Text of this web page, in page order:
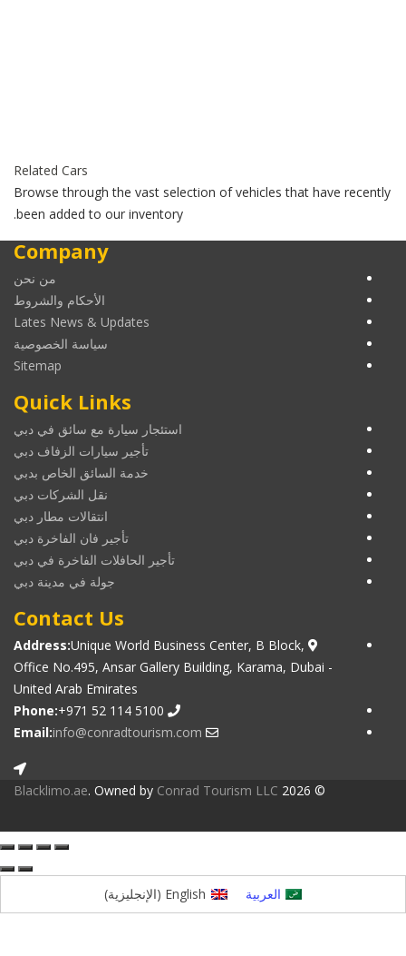
Related Cars
Browse through the vast selection of vehicles that have recently
been added to our inventory.
Company
من نحن
الأحكام والشروط
Lates News & Updates
سياسة الخصوصية
Sitemap
Quick Links
استئجار سيارة مع سائق في دبي
تأجير سيارات الزفاف دبي
خدمة السائق الخاص بدبي
نقل الشركات دبي
انتقالات مطار دبي
تأجير فان الفاخرة دبي
تأجير الحافلات الفاخرة في دبي
جولة في مدينة دبي
Contact Us
Address:Unique World Business Center, B Block,
Office No.495, Ansar Gallery Building, Karama, Dubai -
United Arab Emirates
Phone:+971 52 114 5100
Email:info@conradtourism.com
© 2026
Blacklimo.ae. Owned byConrad Tourism LLC
العربية English
( الإنجليزية)